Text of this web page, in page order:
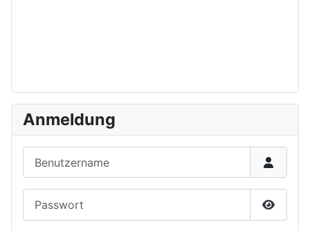
Anmeldung